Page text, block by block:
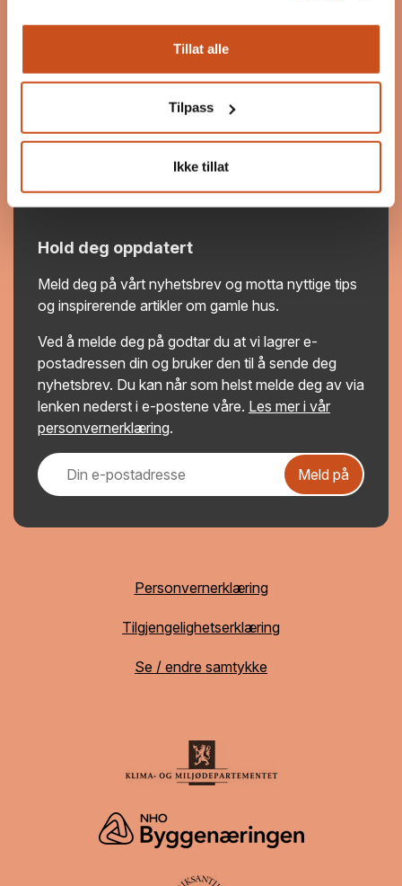
Tillat alle
Tilpass
Ikke tillat
Følg oss
Instagram
YouTube
Hold deg oppdatert
Meld deg på vårt nyhetsbrev og motta nyttige tips
og inspirerende artikler om gamle hus.
Ved å melde deg på godtar du at vi lagrer e-
postadressen din og bruker den til å sende deg
nyhetsbrev. Du kan når som helst melde deg av via
lenken nederst i e-postene våre. Les mer i vår
personvernerklæring.
Meld på
Personvernerklæring
Tilgjengelighetserklæring
Se / endre samtykke